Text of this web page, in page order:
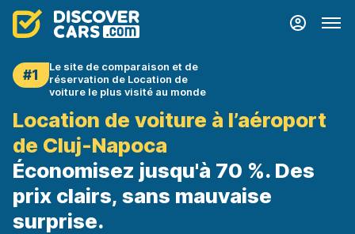
#1
Le site de comparaison et de
réservation de Location de
voiture le plus visité au monde
Location de voiture à l’aéroport
de Cluj-Napoca
Économisez jusqu'à 70 %. Des
prix clairs, sans mauvaise
surprise.